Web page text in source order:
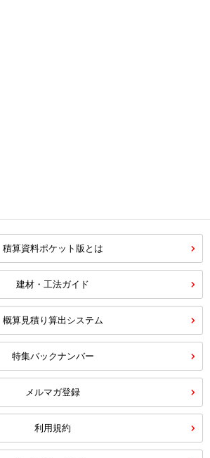
積算資料ポケット版とは
建材・工法ガイド
概算見積り算出システム
特集バックナンバー
メルマガ登録
利用規約